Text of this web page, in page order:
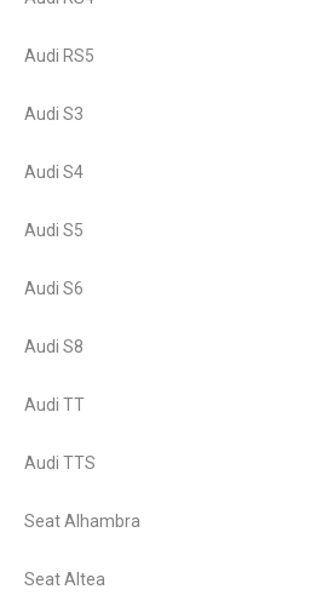
Audi RS5
Audi S3
Audi S4
Audi S5
Audi S6
Audi S8
Audi TT
Audi TTS
Seat Alhambra
Seat Altea